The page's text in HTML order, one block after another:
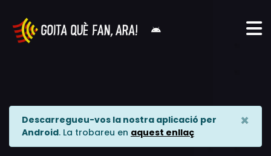
Descarregueu-vos la nostra aplicació per
Android. La trobareu en aquest enllaç
×